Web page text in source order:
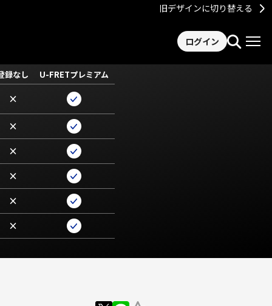
旧デザインに切り替える
ログイン
録なし U-FRETプレミアム
×
×
×
×
×
×